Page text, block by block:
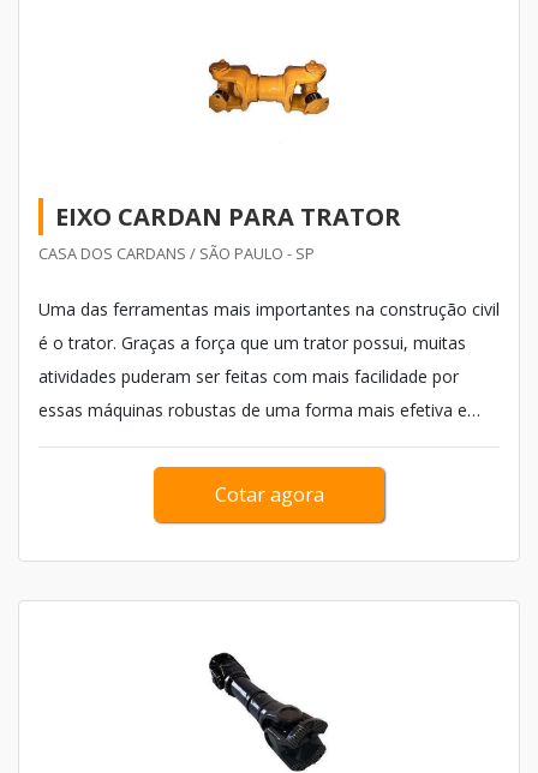
EIXO CARDAN PARA TRATOR
CASA DOS CARDANS / SÃO PAULO - SP
Uma das ferramentas mais importantes na construção civil
é o trator. Graças a força que um trator possui, muitas
atividades puderam ser feitas com mais facilidade por
essas máquinas robustas de uma forma mais efetiva e
assertiva. E conforme os anos vão passando e a
tecnologia se aprimorando, mais surgem tratores de
qualidade, que podem fornecer resultados ainda melhores
Cotar agora